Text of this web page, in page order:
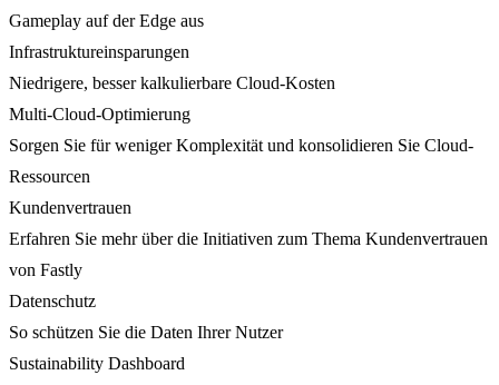
Gameplay auf der Edge aus
Infrastruktureinsparungen
Niedrigere, besser kalkulierbare Cloud-Kosten
Multi-Cloud-Optimierung
Sorgen Sie für weniger Komplexität und konsolidieren Sie Cloud-
Ressourcen
Kundenvertrauen
Erfahren Sie mehr über die Initiativen zum Thema Kundenvertrauen
von Fastly
Datenschutz
So schützen Sie die Daten Ihrer Nutzer
Sustainability Dashboard